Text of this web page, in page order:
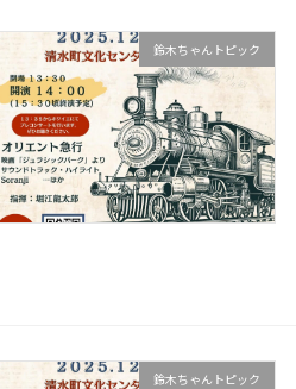
鈴木ちゃんトピック
鈴木ちゃんトピック